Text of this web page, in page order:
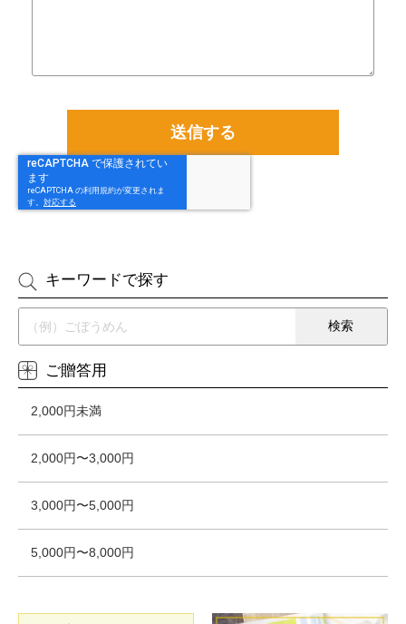
キーワードで探す
ご贈答用
2,000円未満
2,000円〜3,000円
3,000円〜5,000円
5,000円〜8,000円